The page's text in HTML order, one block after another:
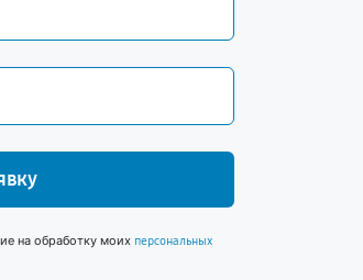
на обработку моих персональных